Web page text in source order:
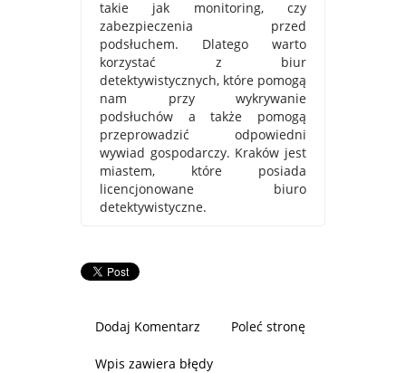
takie jak monitoring, czy
zabezpieczenia przed
podsłuchem. Dlatego warto
korzystać z biur
detektywistycznych, które pomogą
nam przy wykrywanie
podsłuchów a także pomogą
przeprowadzić odpowiedni
wywiad gospodarczy. Kraków jest
miastem, które posiada
licencjonowane biuro
detektywistyczne.
Dodaj Komentarz Poleć stronę
Wpis zawiera błędy